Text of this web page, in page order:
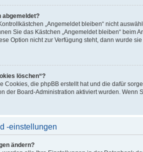
abgemeldet?
„Angemeldet bleiben“ nicht
Sie das Kästchen „Angemeldet bleiben“
Option nicht zur Verfügung steht, dann wurde
löschen“?
Cookies, die phpBB erstellt hat und die dafür
der Board-Administration aktiviert wurden.
-einstellungen
ändern?